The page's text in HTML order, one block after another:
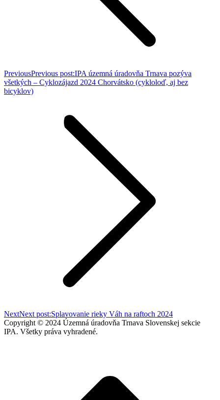
PreviousPrevious post:IPA územná úradovňa Trnava pozýva
všetkých – Cyklozájazd 2024 Chorvátsko (cykloloď, aj bez
bicyklov)
NextNext post:Splavovanie rieky Váh na raftoch 2024
Copyright © 2024 Územná úradovňa Trnava Slovenskej sekcie
IPA. Všetky práva vyhradené.